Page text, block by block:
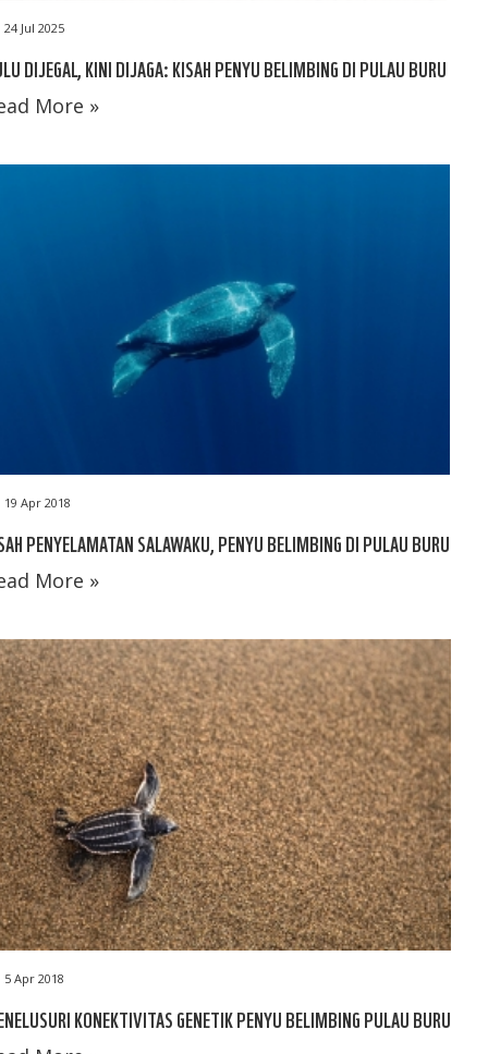
24 Jul 2025
DIJEGAL, KINI DIJAGA: KISAH PENYU BELIMBING DI PULAU BURU
More »
19 Apr 2018
PENYELAMATAN SALAWAKU, PENYU BELIMBING DI PULAU BURU
More »
5 Apr 2018
KONEKTIVITAS GENETIK PENYU BELIMBING PULAU BURU